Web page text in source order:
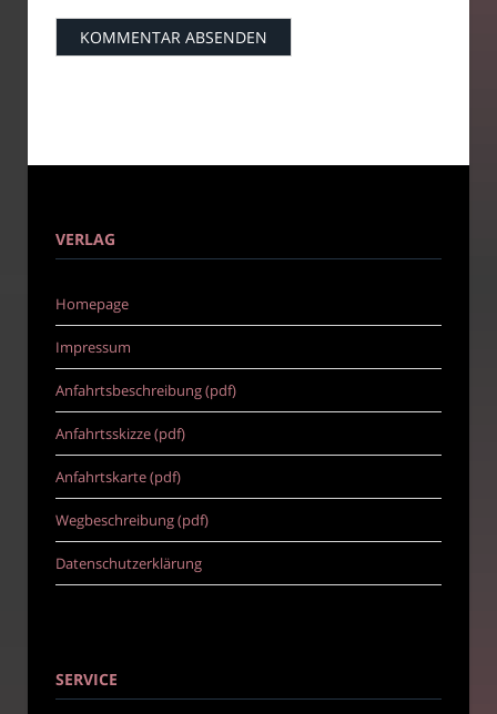
VERLAG
Homepage
Impressum
Anfahrtsbeschreibung (pdf)
Anfahrtsskizze (pdf)
Anfahrtskarte (pdf)
Wegbeschreibung (pdf)
Datenschutzerklärung
SERVICE